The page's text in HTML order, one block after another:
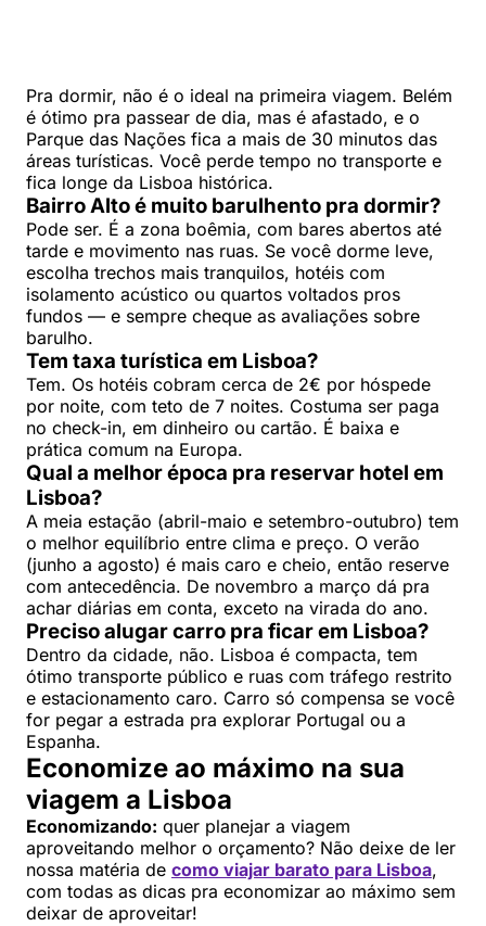
Pra dormir, não é o ideal na primeira viagem. Belém
é ótimo pra passear de dia, mas é afastado, e o
Parque das Nações fica a mais de 30 minutos das
áreas turísticas. Você perde tempo no transporte e
fica longe da Lisboa histórica.
Bairro Alto é muito barulhento pra dormir?
Pode ser. É a zona boêmia, com bares abertos até
tarde e movimento nas ruas. Se você dorme leve,
escolha trechos mais tranquilos, hotéis com
isolamento acústico ou quartos voltados pros
fundos — e sempre cheque as avaliações sobre
barulho.
Tem taxa turística em Lisboa?
Tem. Os hotéis cobram cerca de 2€ por hóspede
por noite, com teto de 7 noites. Costuma ser paga
no check-in, em dinheiro ou cartão. É baixa e
prática comum na Europa.
Qual a melhor época pra reservar hotel em
Lisboa?
A meia estação (abril-maio e setembro-outubro) tem
o melhor equilíbrio entre clima e preço. O verão
(junho a agosto) é mais caro e cheio, então reserve
com antecedência. De novembro a março dá pra
achar diárias em conta, exceto na virada do ano.
Preciso alugar carro pra ficar em Lisboa?
Dentro da cidade, não. Lisboa é compacta, tem
ótimo transporte público e ruas com tráfego restrito
e estacionamento caro. Carro só compensa se você
for pegar a estrada pra explorar Portugal ou a
Espanha.
Economize ao máximo na sua
viagem a Lisboa
Economizando: quer planejar a viagem
aproveitando melhor o orçamento? Não deixe de ler
nossa matéria de como viajar barato para Lisboa,
com todas as dicas pra economizar ao máximo sem
deixar de aproveitar!